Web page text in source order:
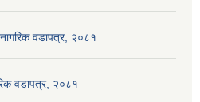
वडापत्र, २०८१
वडापत्र, २०८१